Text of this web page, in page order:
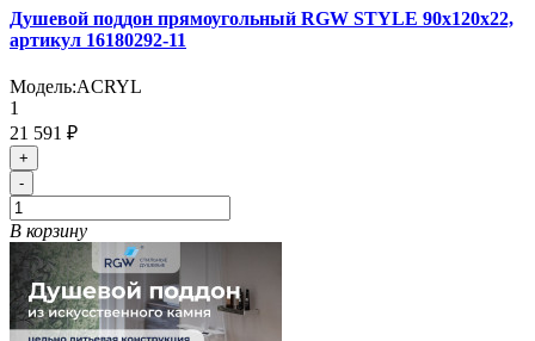
Душевой поддон прямоугольный RGW STYLE 90х120х22,
артикул 16180292-11
Модель:ACRYL
1
21 591 ₽
+
-
В корзину